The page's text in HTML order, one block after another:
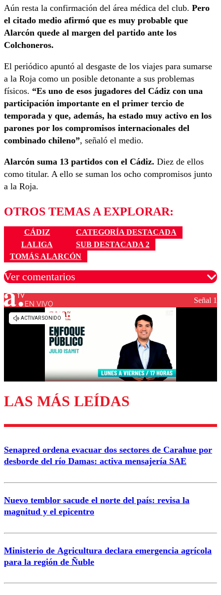
Aún resta la confirmación del área médica del club. Pero
el citado medio afirmó que es muy probable que
Alarcón quede al margen del partido ante los
Colchoneros.
El periódico apuntó al desgaste de los viajes para sumarse
a la Roja como un posible detonante a sus problemas
físicos. “Es uno de esos jugadores del Cádiz con una
participación importante en el primer tercio de
temporada y que, además, ha estado muy activo en los
parones por los compromisos internacionales del
combinado chileno”, señaló el medio.
Alarcón suma 13 partidos con el Cádiz. Diez de ellos
como titular. A ello se suman los ocho compromisos junto
a la Roja.
OTROS TEMAS A EXPLORAR:
CÁDIZ
CATEGORÍA DESTACADA
LALIGA
SUB DESTACADA 2
TOMÁS ALARCÓN
Ver comentarios
Los comentarios son moderados para garantizar un
diálogo respetuoso.
Enviar comentario
EN VIVO Señal 1
LAS MÁS LEÍDAS
Senapred ordena evacuar dos sectores de Carahue por
desborde del río Damas: activa mensajería SAE
Nuevo temblor sacude el norte del país: revisa la
magnitud y el epicentro
Ministerio de Agricultura declara emergencia agrícola
para la región de Ñuble